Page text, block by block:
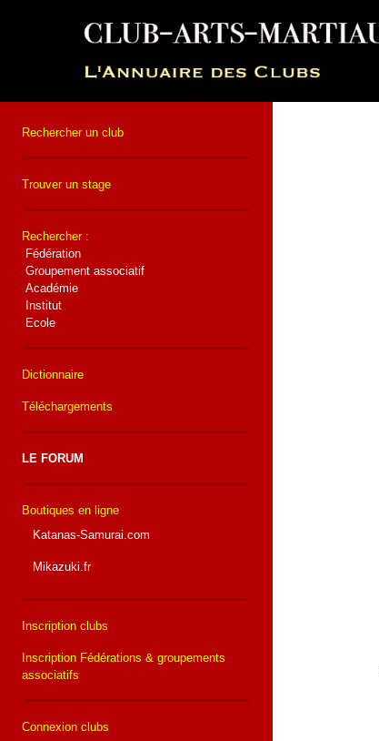
Rechercher un club
Trouver un stage
Rechercher :
Fédération
Groupement associatif
Académie
Institut
Ecole
Dictionnaire
Téléchargements
LE FORUM
Boutiques en ligne
Katanas-Samurai.com
Mikazuki.fr
Inscription clubs
Inscription Fédérations & groupements
associatifs
Connexion clubs